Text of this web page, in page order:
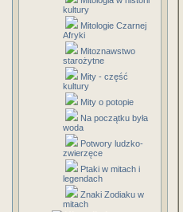
kultury
Mitologie Czarnej
Afryki
Mitoznawstwo
starożytne
Mity - część
kultury
Mity o potopie
Na początku była
woda
Potwory ludzko-
zwierzęce
Ptaki w mitach i
legendach
Znaki Zodiaku w
mitach